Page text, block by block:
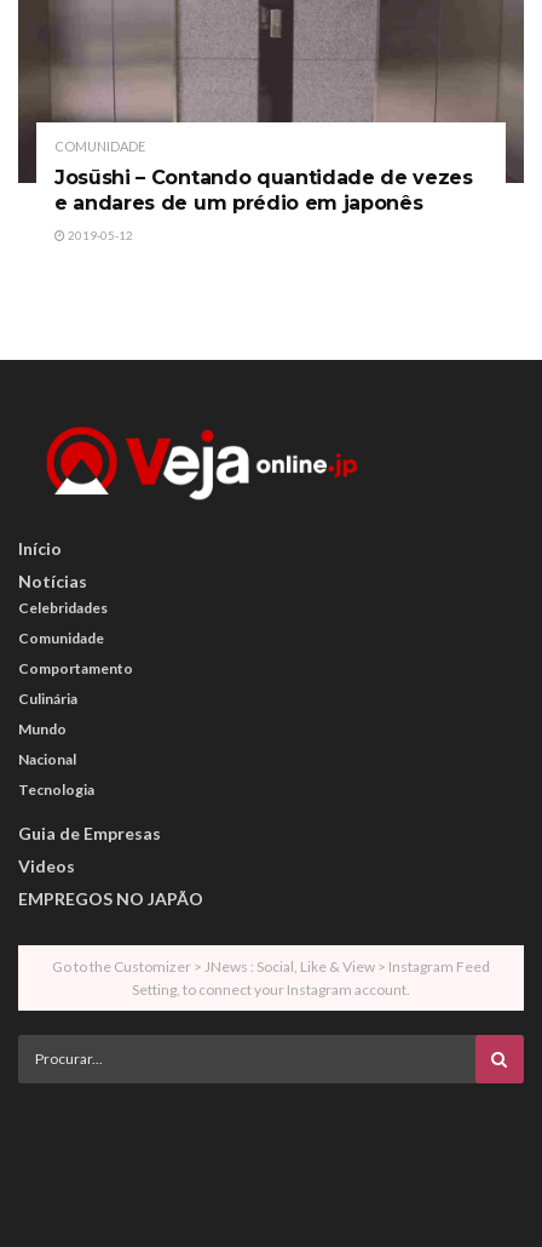
COMUNIDADE
Josūshi – Contando quantidade de vezes
e andares de um prédio em japonês
2019-05-12
Início
Notícias
Celebridades
Comunidade
Comportamento
Culinária
Mundo
Nacional
Tecnologia
Guia de Empresas
Videos
EMPREGOS NO JAPÃO
Go to the Customizer > JNews : Social, Like & View > Instagram Feed
Setting, to connect your Instagram account.